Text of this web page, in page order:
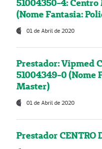
51004350-4:
(Nome Fantasia:
01 de Abril de 2020
Prestador: Vipmed
51004349-0 (Nome
Master)
01 de Abril de 2020
Prestador CENTRO